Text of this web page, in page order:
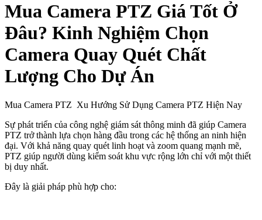
Mua Camera PTZ Giá Tốt Ở
Đâu? Kinh Nghiệm Chọn
Camera Quay Quét Chất
Lượng Cho Dự Án
Mua Camera PTZ Xu Hướng Sử Dụng Camera PTZ Hiện Nay
Sự phát triển của công nghệ giám sát thông minh đã giúp Camera
PTZ trở thành lựa chọn hàng đầu trong các hệ thống an ninh hiện
đại. Với khả năng quay quét linh hoạt và zoom quang mạnh mẽ,
PTZ giúp người dùng kiểm soát khu vực rộng lớn chỉ với một thiết
bị duy nhất.
Đây là giải pháp phù hợp cho: